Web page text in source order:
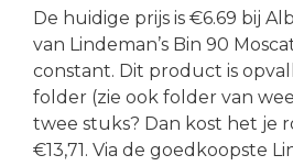
De huidige prijs is €6.69 bij
van Lindeman’s Bin 90
constant. Dit product is
folder (zie ook folder van
twee stuks? Dan kost het je
€13,71. Via de goedkoopste